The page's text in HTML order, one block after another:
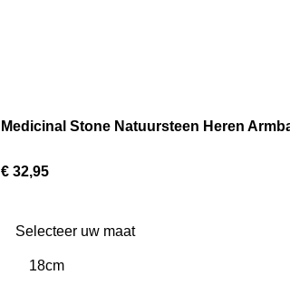
Medicinal Stone Natuursteen Heren
€ 32,95
Selecteer uw maat